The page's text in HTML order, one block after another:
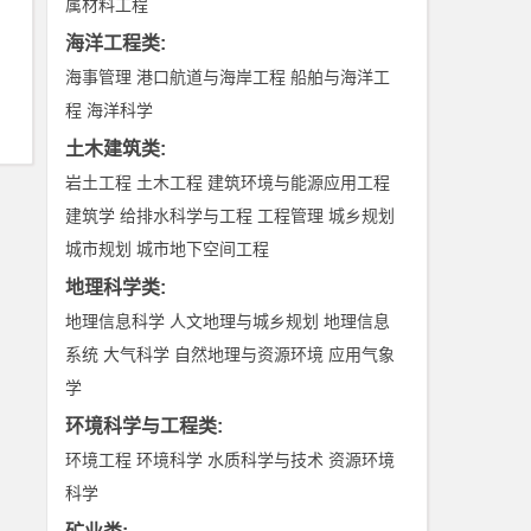
属材料工程
海洋工程类:
海事管理 港口航道与海岸工程 船舶与海洋工
程 海洋科学
土木建筑类:
岩土工程 土木工程 建筑环境与能源应用工程
建筑学 给排水科学与工程 工程管理 城乡规划
城市规划 城市地下空间工程
地理科学类:
地理信息科学 人文地理与城乡规划 地理信息
系统 大气科学 自然地理与资源环境 应用气象
学
环境科学与工程类:
环境工程 环境科学 水质科学与技术 资源环境
科学